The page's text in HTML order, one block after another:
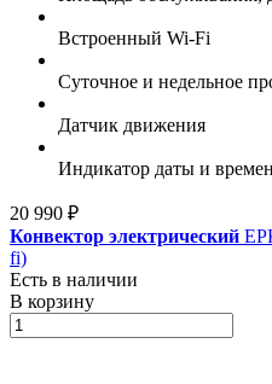
Встроенный Wi-Fi
Суточное и недельное
Датчик движения
Индикатор даты и
20 990 ₽
Конвектор электрический
fi)
Есть в наличии
В корзину